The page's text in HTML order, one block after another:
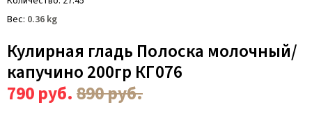
Вес 0.36 kg
Кулирная гладь Полоска молочный/
капучино 200гр КГ076
790руб.890руб.